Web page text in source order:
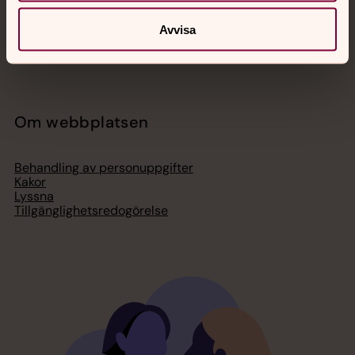
Avvisa
Organisation
Svenska kyrkan i utlandet
Press – nationell nivå
Om webbplatsen
Behandling av personuppgifter
Kakor
Lyssna
Tillgänglighetsredogörelse